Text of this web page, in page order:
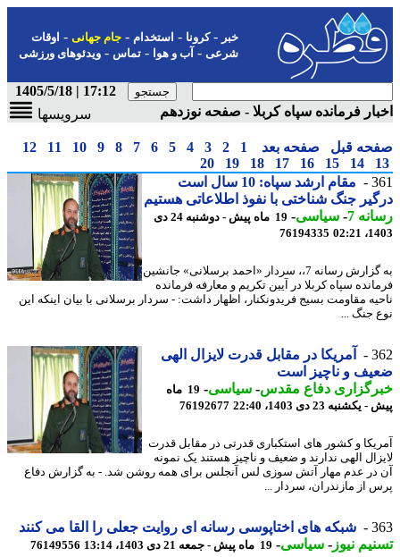
-کرونا-استخدام- جام جهانی-اوقات
شرعی-آب و هوا-تماس-ویدئوهای ورزشی
17:12 | 1405/5/18
فرمانده سپاه کربلا - صفحه نوزدهم
سرویسها
قبل صفحه بعد 1
2
3
4
5
6
7
8
9
10
11
12
14
15
16
17
18
19
20
مقام ارشد سپاه: 10 سال است
جنگ شناختی با نفوذ اطلاعاتی هستیم
7
-سیاسی-
19 ماه پیش - دوشنبه 24 دی
76194335
به گزارش رسانه 7،، سردار «احمد برسلانی» جانشین
سپاه کربلا در آیین تکریم و معارفه فرمانده
مقاومت بسیج فریدونکنار، اظهار داشت: - سردار برسلانی با بیان اینکه این
جنگ ...
آمریکا در مقابل قدرت لایزال الهی
و ناچیز است
دفاع مقدس-سیاسی-
19 ماه
23 دی 1403، 22:40
76192677
و کشور های استکباری قدرتی در مقابل قدرت
الهی ندارند و ضعیف و ناچیز هستند یک نمونه
عدم مهار آتش سوزی لس آنجلس برای همه روشن شد. - به گزارش دفاع
از مازندران، سردار ...
شبکه های اختاپوسی رسانه ای روایت جعلی را القا می کنند
نیوز-سیاسی-19 ماه پیش - جمعه 21 دی 1403، 13:14 76149556